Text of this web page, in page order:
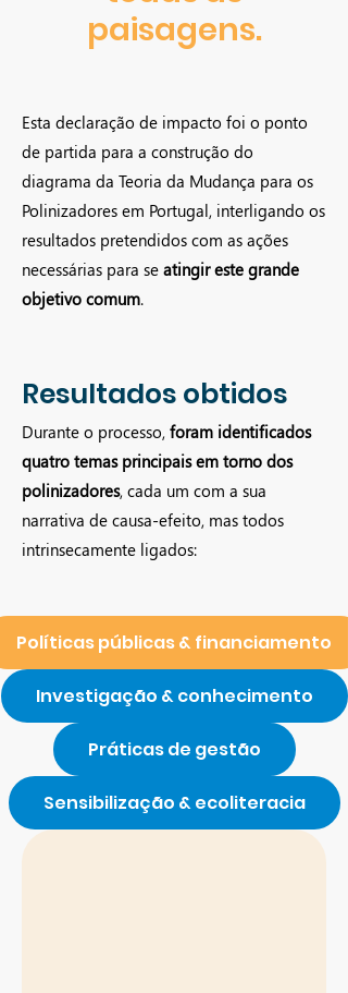
paisagens.
Esta declaração de impacto foi o ponto
de partida para a construção do
diagrama da Teoria da Mudança para os
Polinizadores em Portugal, interligando os
resultados pretendidos com as ações
necessárias para se atingir este grande
objetivo comum.
Resultados obtidos
Durante o processo, foram identificados
quatro temas principais em torno dos
polinizadores, cada um com a sua
narrativa de causa-efeito, mas todos
intrinsecamente ligados:
Políticas públicas & financiamento
Investigação & conhecimento
Práticas de gestão
Sensibilização & ecoliteracia